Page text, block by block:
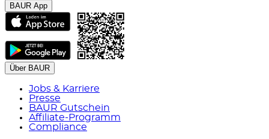
BAUR App
Über BAUR
Jobs & Karriere
Presse
BAUR Gutschein
Affiliate-Programm
Compliance